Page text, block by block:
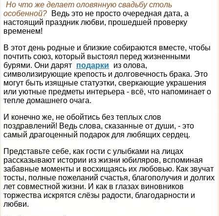
Но что же делает оловянную свадьбу столь
особенной?
Ведь это не просто очередная дата, а
настоящий праздник любви, прошедшей проверку
временем!
В этот день родные и близкие собираются вместе, чтобы
почтить союз, который выстоял перед жизненными
бурями. Они дарят подарки
из олова,
символизирующие крепость и долговечность брака. Это
могут быть изящные статуэтки, сверкающие украшения
или уютные предметы интерьера - всё, что напоминает о
тепле домашнего очага.
И конечно же, не обойтись без теплых слов
поздравлений! Ведь слова, сказанные от души, - это
самый драгоценный подарок для любящих сердец.
Представьте себе, как гости с улыбками на лицах
рассказывают истории из жизни юбиляров, вспоминая
забавные моменты и восхищаясь их любовью. Как звучат
тосты, полные пожеланий счастья, благополучия и долгих
лет совместной жизни. И как в глазах виновников
торжества искрятся слёзы радости, благодарности и
любви.